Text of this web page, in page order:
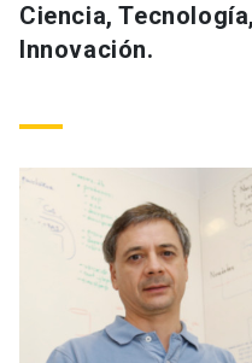
Académicos
Padres y familia
Vecinos
Admisión launch
Correo UC
Mi Portal UC
Medios Biblioteca
Donaciones launch
Ciencia,
Innovación.